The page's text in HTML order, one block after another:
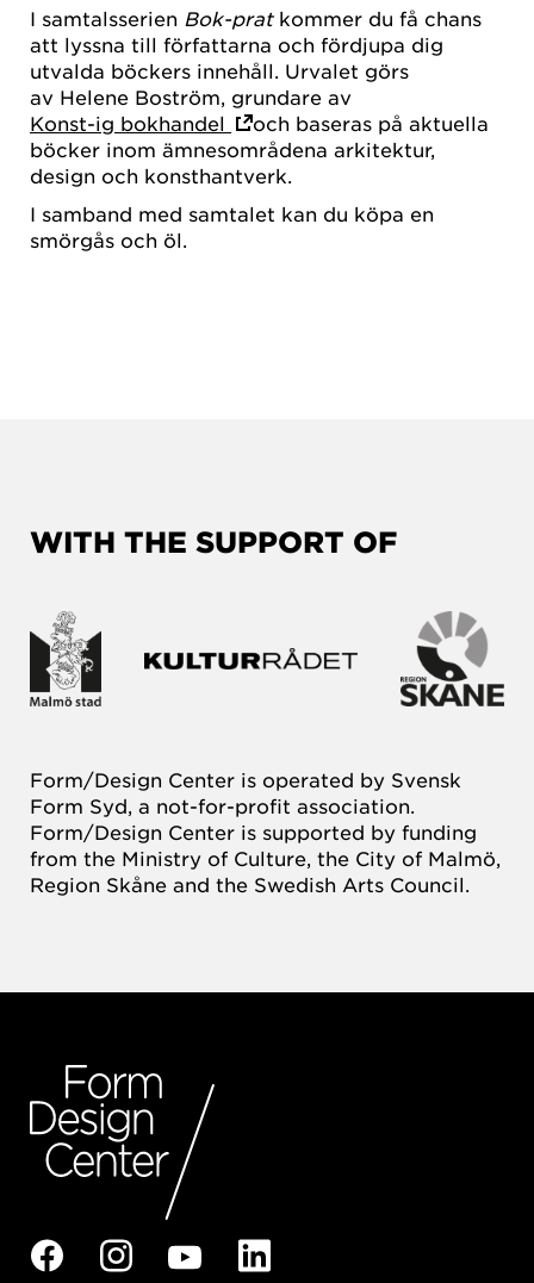
I samtalsserien Bok-pratkommer du få chans
att lyssna till författarna och fördjupa dig
utvalda böckers innehåll. Urvalet görs
av Helene Boström, grundare av
Konst-ig bokhandel
och baseras på aktuella
böcker inom ämnesområdena arkitektur,
design och konsthantverk.
I samband med samtalet kan du köpa en
smörgås och öl.
WITH THE SUPPORT OF
Form/Design Center is operated by Svensk
Form Syd, a not-for-profit association.
Form/Design Center is supported by funding
from the Ministry of Culture, the City of Malmö,
Region Skåne and the Swedish Arts Council.